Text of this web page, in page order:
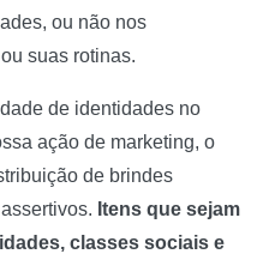
ou não nos
suas rotinas.
de identidades no
ação de marketing, o
de brindes
Itens que sejam
classes sociais e